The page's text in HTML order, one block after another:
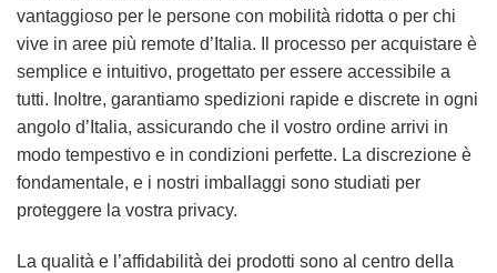
vantaggioso per le persone con mobilità ridotta o per chi
vive in aree più remote d’Italia. Il processo per acquistare è
semplice e intuitivo, progettato per essere accessibile a
tutti. Inoltre, garantiamo spedizioni rapide e discrete in ogni
angolo d’Italia, assicurando che il vostro ordine arrivi in
modo tempestivo e in condizioni perfette. La discrezione è
fondamentale, e i nostri imballaggi sono studiati per
proteggere la vostra privacy.
La qualità e l’affidabilità dei prodotti sono al centro della